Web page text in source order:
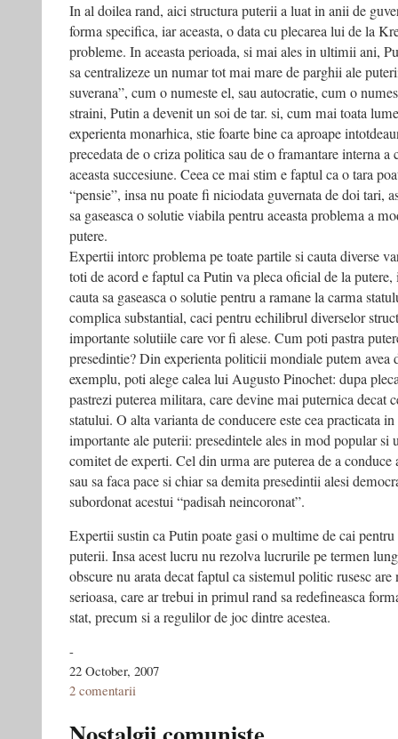
In al doilea rand, aici structura puterii a luat in anii de
forma specifica, iar aceasta, o data cu plecarea lui de la
probleme. In aceasta perioada, si mai ales in ultimii ani,
sa centralizeze un numar tot mai mare de parghii ale
suverana”, cum o numeste el, sau autocratie, cum o
straini, Putin a devenit un soi de tar. si, cum mai toata
experienta monarhica, stie foarte bine ca aproape
precedata de o criza politica sau de o framantare interna a
aceasta succesiune. Ceea ce mai stim e faptul ca o tara
“pensie”, insa nu poate fi niciodata guvernata de doi tari,
sa gaseasca o solutie viabila pentru aceasta problema a
putere.
Expertii intorc problema pe toate partile si cauta diverse
toti de acord e faptul ca Putin va pleca oficial de la putere,
cauta sa gaseasca o solutie pentru a ramane la carma
complica substantial, caci pentru echilibrul diverselor
importante solutiile care vor fi alese. Cum poti pastra
presedintie? Din experienta politicii mondiale putem avea
exemplu, poti alege calea lui Augusto Pinochet: dupa
pastrezi puterea militara, care devine mai puternica decat
statului. O alta varianta de conducere este cea practicata
importante ale puterii: presedintele ales in mod popular si
comitet de experti. Cel din urma are puterea de a conduce
sau sa faca pace si chiar sa demita presedintii alesi
subordonat acestui “padisah neincoronat”.
Expertii sustin ca Putin poate gasi o multime de cai
puterii. Insa acest lucru nu rezolva lucrurile pe termen
obscure nu arata decat faptul ca sistemul politic rusesc
serioasa, care ar trebui in primul rand sa redefineasca
stat, precum si a regulilor de joc dintre acestea.
-
22 October, 2007
2 comentarii